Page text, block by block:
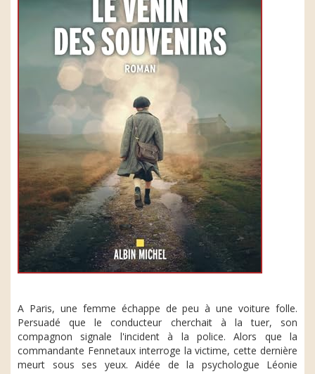
A Paris, une femme échappe de peu à une voiture folle.
Persuadé que le conducteur cherchait à la tuer, son
compagnon signale l'incident à la police. Alors que la
commandante Fennetaux interroge la victime, cette dernière
meurt sous ses yeux. Aidée de la psychologue Léonie